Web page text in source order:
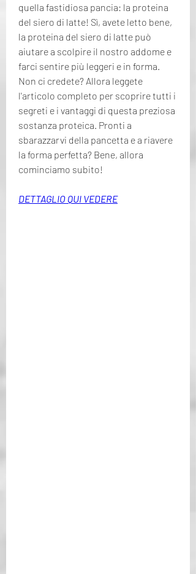
quella fastidiosa pancia: la proteina
del siero di latte! Sì, avete letto bene,
la proteina del siero di latte può
aiutare a scolpire il nostro addome e
farci sentire più leggeri e in forma.
Non ci credete? Allora leggete
l'articolo completo per scoprire tutti i
segreti e i vantaggi di questa preziosa
sostanza proteica. Pronti a
sbarazzarvi della pancetta e a riavere
la forma perfetta? Bene, allora
cominciamo subito!
DETTAGLIO QUI VEDERE